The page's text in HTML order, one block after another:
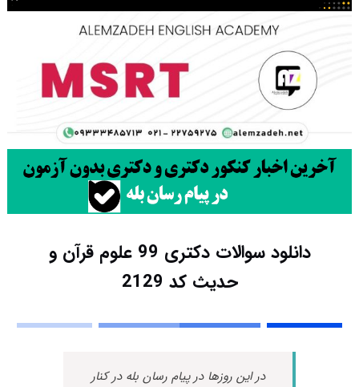
دانلود سوالات دکتری 99 علوم قرآن و
حدیث کد 2129
در این روزها در پیام رسان بله در کنار